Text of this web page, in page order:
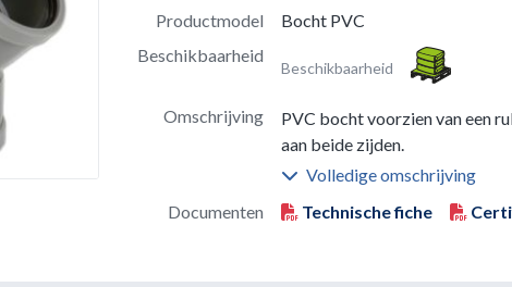
Productmodel
Bocht PVC
Beschikbaarheid
Beschikbaarheid
Omschrijving
PVC bocht voorzien van een
aan beide zijden.
Volledige omschrijving
Documenten
Technische fiche